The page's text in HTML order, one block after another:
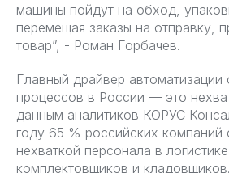
машины пойдут на обход,
перемещая заказы на отправку,
товар”, - Роман Горбачев.
Главный драйвер автоматизации
процессов в России — это
данным аналитиков КОРУС
году 65 % российских компаний
нехваткой персонала в
комплектовщиков и